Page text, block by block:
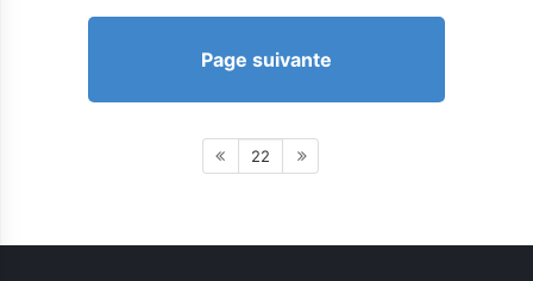
Page suivante
22